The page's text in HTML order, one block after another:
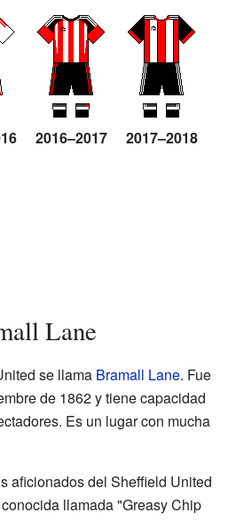
2016–2017 2017–2018
Lane
se llama Bramall Lane. Fue
de 1862 y tiene capacidad
Es un lugar con mucha
aficionados del Sheffield United
llamada "Greasy Chip